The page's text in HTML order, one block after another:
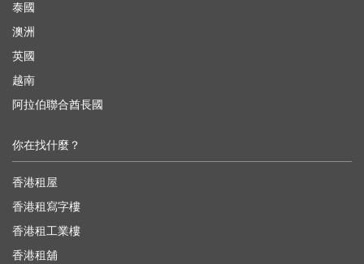
泰國
澳洲
英國
越南
阿拉伯聯合酋長國
你在找什麼？
香港租屋
香港租寫字樓
香港租工業樓
香港租舖